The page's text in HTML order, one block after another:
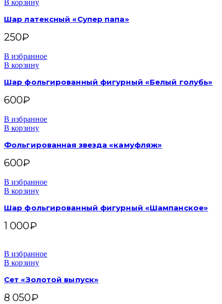
В корзину
Шар латексный «Супер папа»
250₽
В избранное
В корзину
Шар фольгированный фигурный «Белый голубь»
600₽
В избранное
В корзину
Фольгированная звезда «камуфляж»
600₽
В избранное
В корзину
Шар фольгированный фигурный «Шампанское»
1 000₽
В избранное
В корзину
Сет «Золотой выпуск»
8 050₽